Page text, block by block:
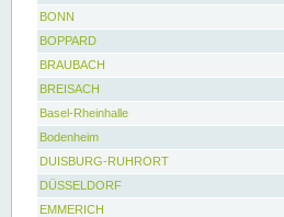
BONN
BOPPARD
BRAUBACH
BREISACH
Basel-Rheinhalle
Bodenheim
DUISBURG-RUHRORT
DÜSSELDORF
EMMERICH